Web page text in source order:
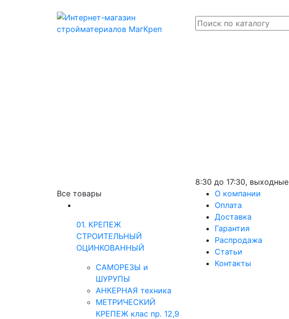
8:30 до 17:30, выходные
Все товары
01. КРЕПЕЖ
СТРОИТЕЛЬНЫЙ
ОЦИНКОВАННЫЙ
САМОРЕЗЫ и
ШУРУПЫ
АНКЕРНАЯ техника
МЕТРИЧЕСКИЙ
КРЕПЕЖ клас пр. 12,9
О компании
Оплата
Доставка
Гарантия
Распродажа
Статьи
Контакты